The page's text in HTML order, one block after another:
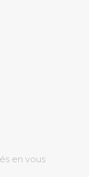
en vous